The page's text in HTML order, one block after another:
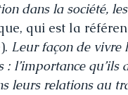
dans la société,
qui est la
Leur façon de vivre
: l’importance
leurs relations au